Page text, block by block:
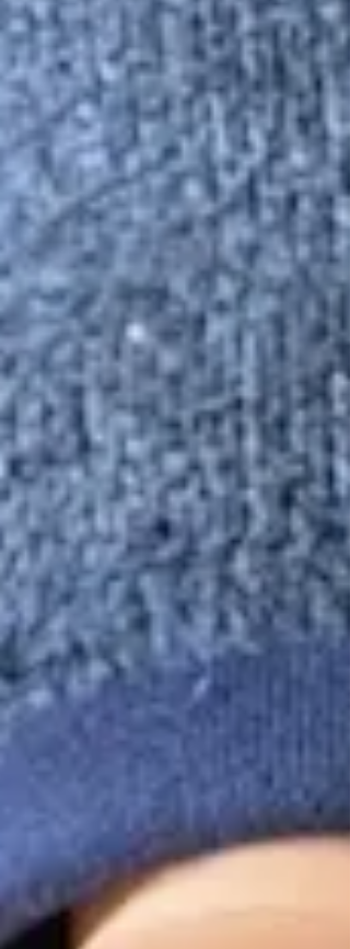
イナゴ、納豆、しその実、オカワカメ、梅
し 温かい味噌汁と共にいただきました。